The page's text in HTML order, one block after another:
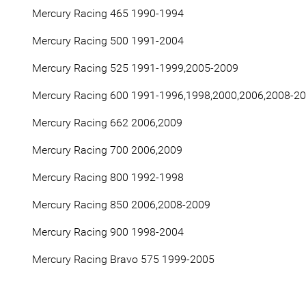
Mercury Racing 465 1990-1994
Mercury Racing 500 1991-2004
Mercury Racing 525 1991-1999,2005-2009
Mercury Racing 600 1991-1996,1998,2000,2006,2008-
Mercury Racing 662 2006,2009
Mercury Racing 700 2006,2009
Mercury Racing 800 1992-1998
Mercury Racing 850 2006,2008-2009
Mercury Racing 900 1998-2004
Mercury Racing Bravo 575 1999-2005